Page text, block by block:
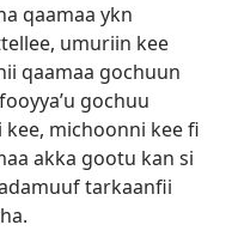
qaamaa ykn
umuriin kee
qaamaa gochuun
gochuu
kee, michoonni kee fi
akka gootu kan si
tarkaanfii